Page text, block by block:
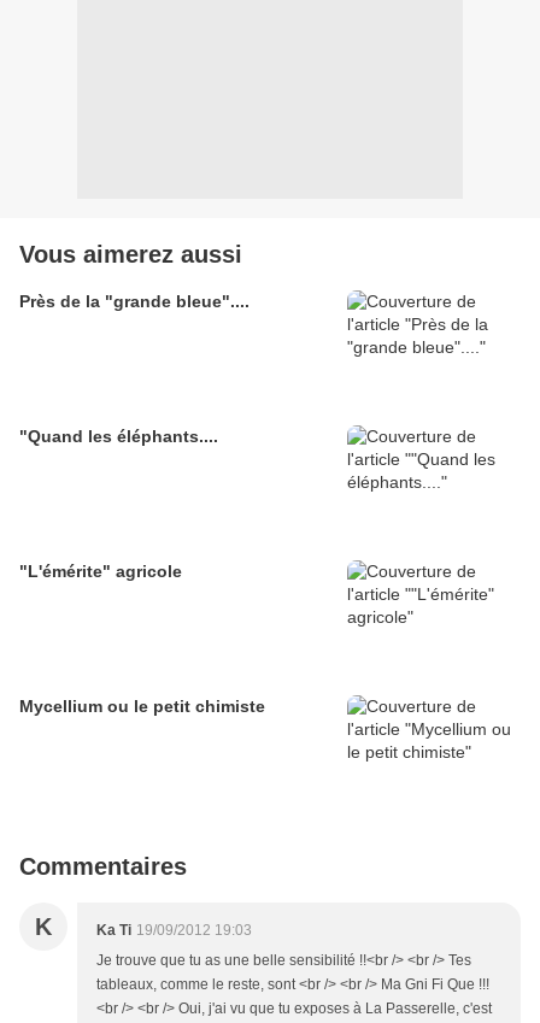
Vous aimerez aussi
Près de la "grande bleue"....
"Quand les éléphants....
"L'émérite" agricole
Mycellium ou le petit chimiste
Commentaires
K Ka Ti 19/09/2012 19:03
Je trouve que tu as une belle sensibilité !!<br /> <br /> Tes
tableaux, comme le reste, sont <br /> <br /> Ma Gni Fi Que !!!
<br /> <br /> Oui, j'ai vu que tu exposes à La Passerelle, c'est